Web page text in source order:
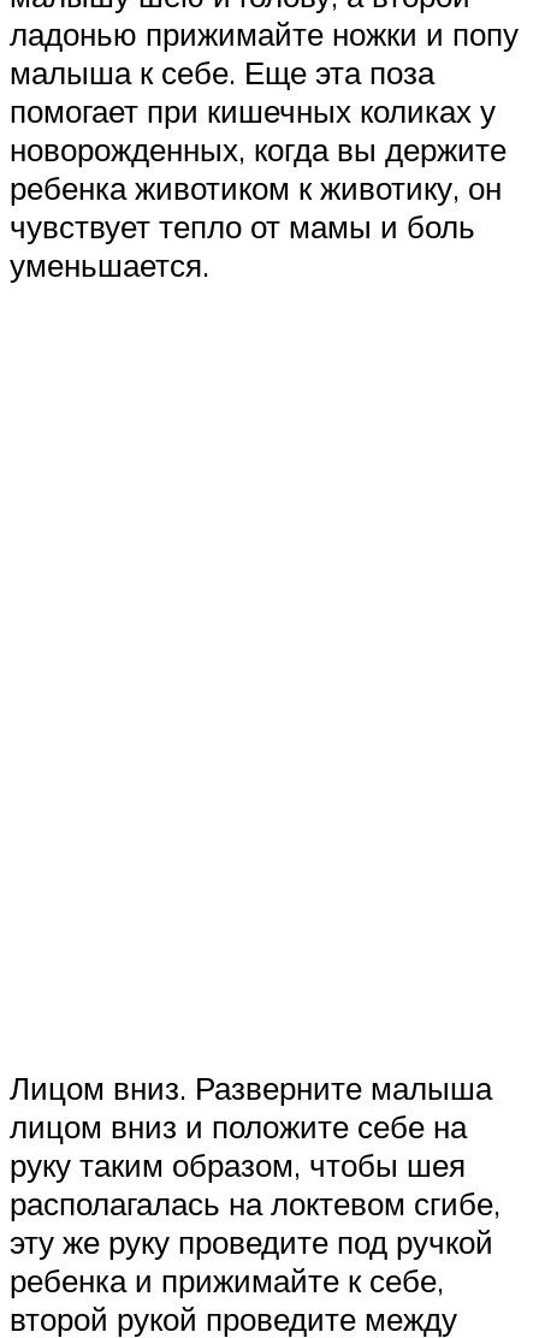
ладонью прижимайте ножки и попу
малыша к себе. Еще эта поза
помогает при кишечных коликах у
новорожденных, когда вы держите
ребенка животиком к животику, он
чувствует тепло от мамы и боль
уменьшается.
Лицом вниз. Разверните малыша
лицом вниз и положите себе на
руку таким образом, чтобы шея
располагалась на локтевом сгибе,
эту же руку проведите под ручкой
ребенка и прижимайте к себе,
второй рукой проведите между